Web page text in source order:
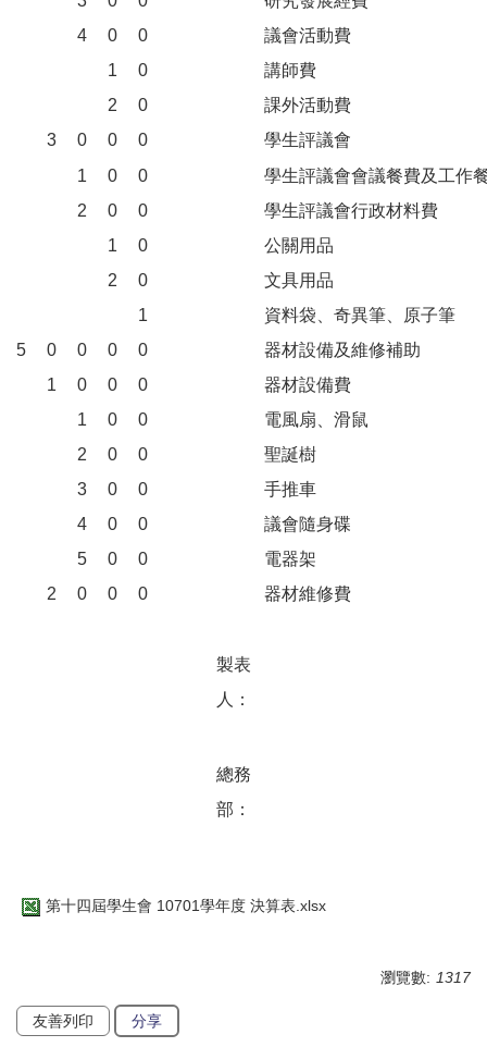
4
0 0
議會活動費
1
0
講師費
2
0
課外活動費
3
0 0 0
學生評議會
1
0 0
學生評議會會議餐費及工作
2
0 0
學生評議會行政材料費
1
0
公關用品
2
0
文具用品
1
資料袋、奇異筆、原子筆
5
0 0 0 0
器材設備及維修補助
1
0 0 0
器材設備費
1
0 0
電風扇、滑鼠
2
0 0
聖誕樹
3
0 0
手推車
4
0 0
議會隨身碟
5
0 0
電器架
2
0 0 0 器材維修費
製表
人：
總務
部：
第十四屆學生會 10701學年度 決算表.xlsx
瀏覽數: 1317
友善列印 分享